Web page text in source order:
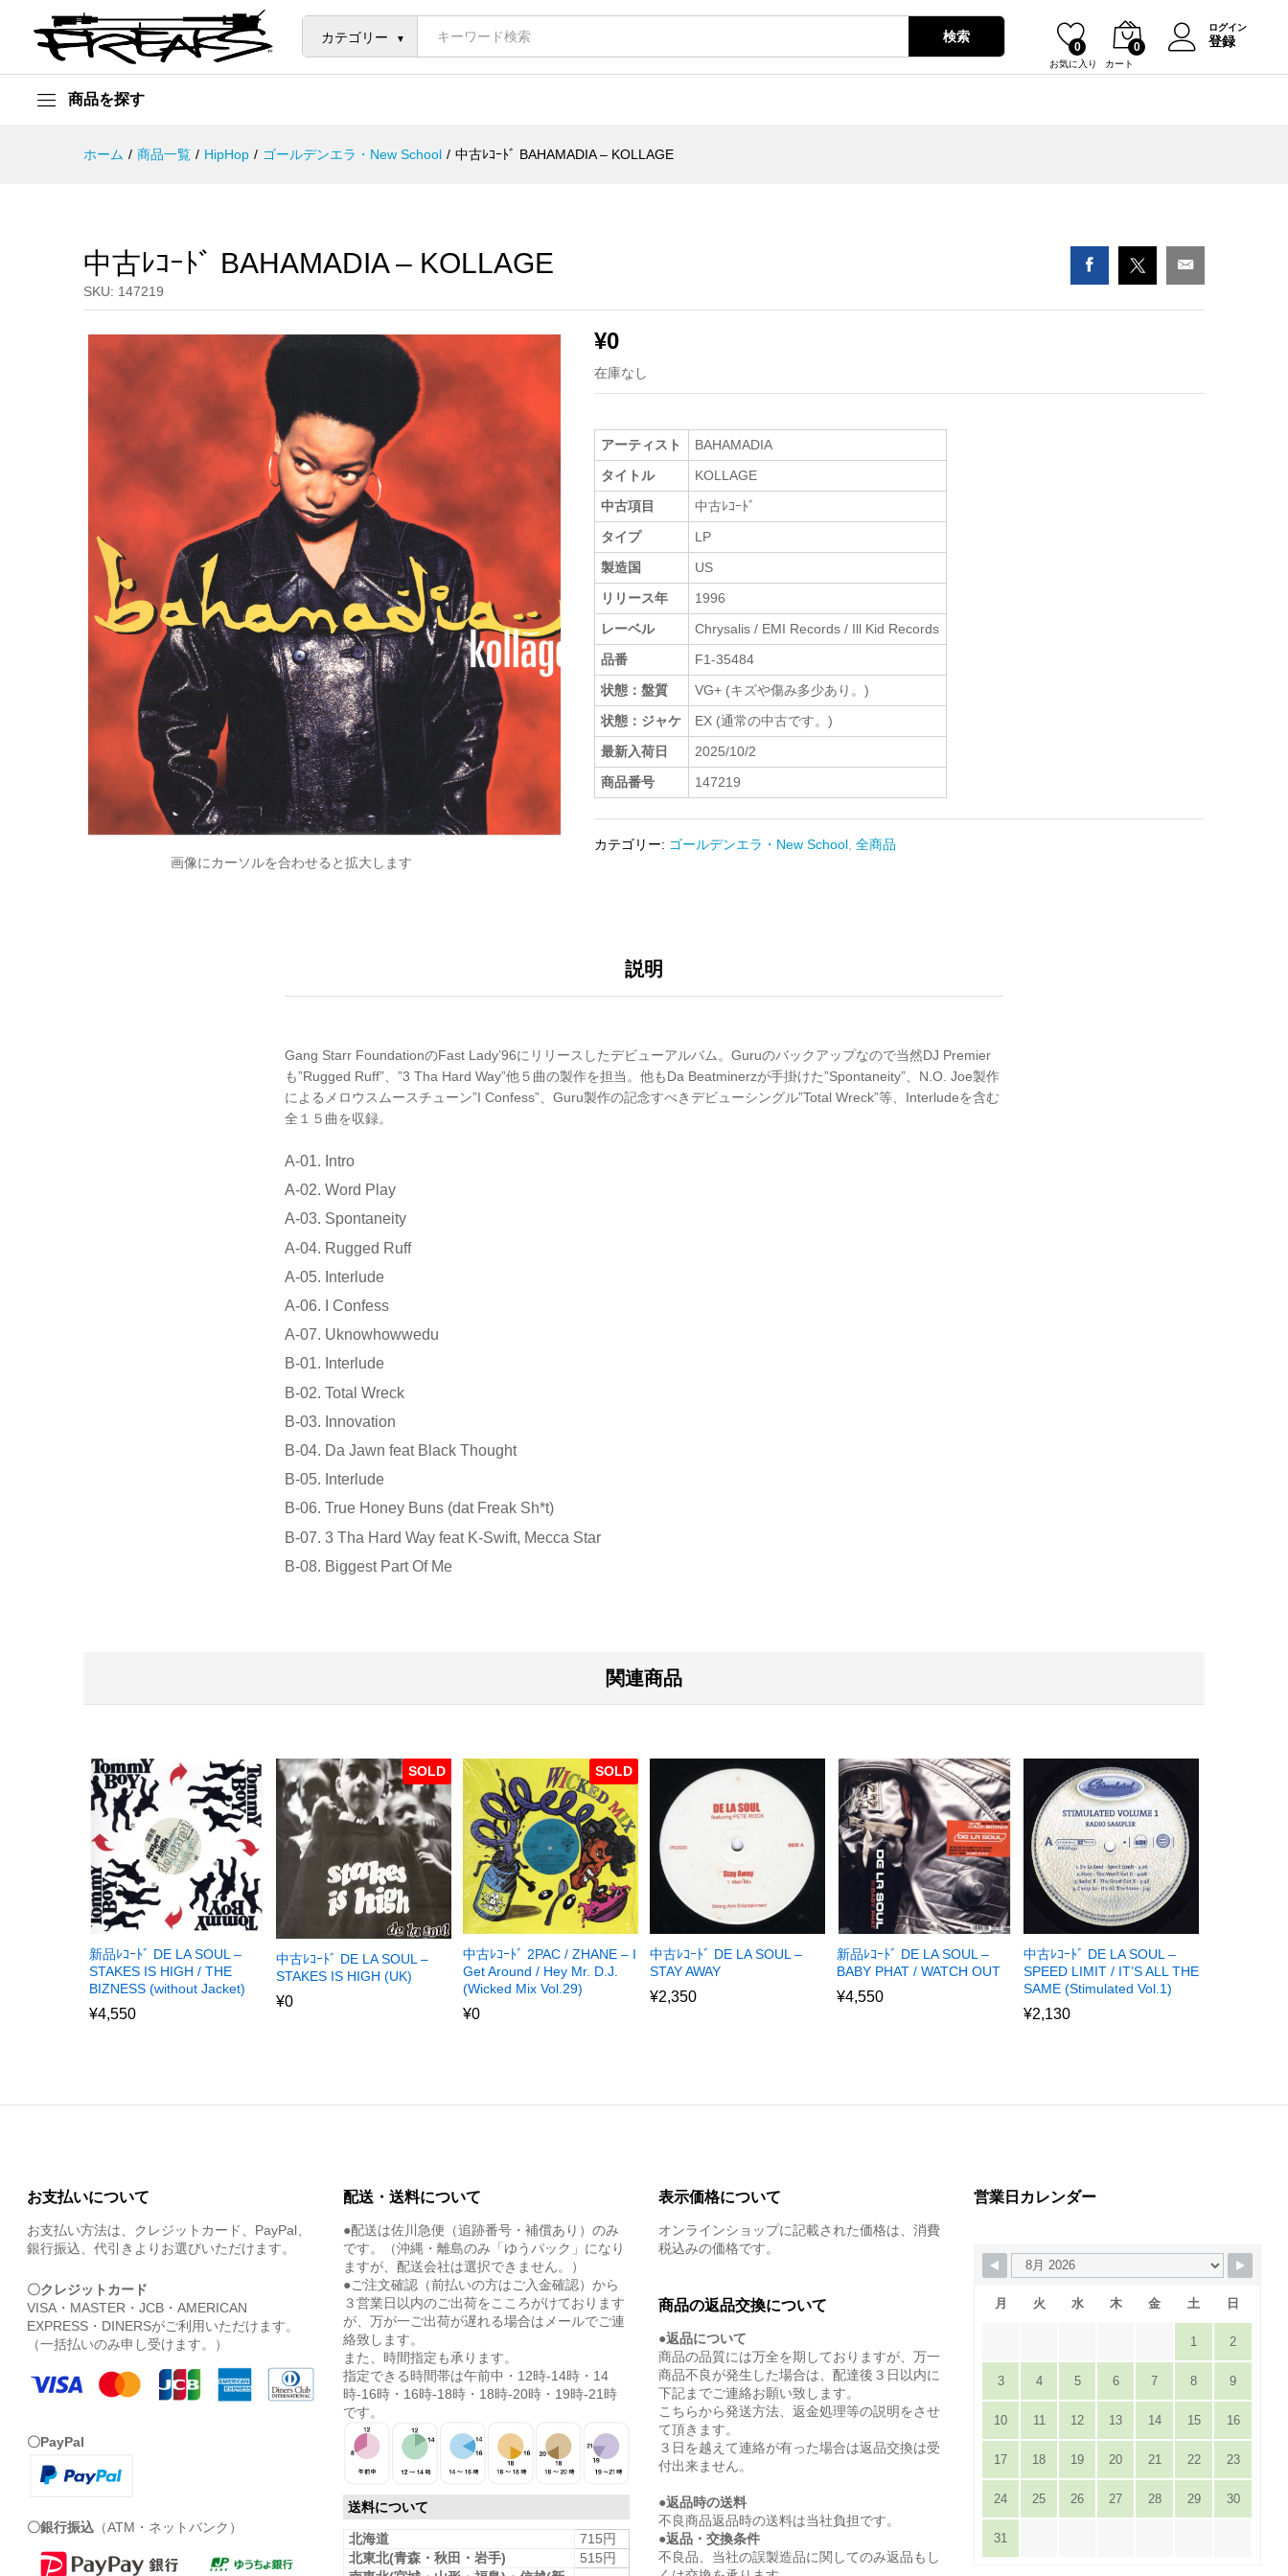
カテゴリー 検索
お気に入り
0
カート
0
ログイン
登録
商品を探す
ホーム / 商品一覧 / HipHop / ゴールデンエラ・New School / 中古ﾚｺｰﾄﾞ BAHAMADIA – KOLLAGE
中古ﾚｺｰﾄﾞ BAHAMADIA – KOLLAGE
SKU: 147219
画像にカーソルを合わせると拡大します
¥0
在庫なし
アーティスト
BAHAMADIA
タイトル
KOLLAGE
中古項目
中古ﾚｺｰﾄﾞ
タイプ
LP
製造国
US
リリース年
1996
レーベル
Chrysalis / EMI Records / Ill Kid Records
品番
F1-35484
状態：盤質
VG+ (キズや傷み多少あり。)
状態：ジャケ
EX (通常の中古です。)
最新入荷日
2025/10/2
商品番号
147219
カテゴリー: ゴールデンエラ・New School ,全商品
説明
Gang Starr FoundationのFast Lady’96にリリースしたデビューアルバム。Guruのバックアップなので当然DJ Premier
も”Rugged Ruff”、”3 Tha Hard Way”他５曲の製作を担当。他もDa Beatminerzが手掛けた”Spontaneity”、N.O. Joe製作
によるメロウスムースチューン”I Confess”、Guru製作の記念すべきデビューシングル”Total Wreck”等、Interludeを含む
全１５曲を収録。
A-01. Intro
A-02. Word Play
A-03. Spontaneity
A-04. Rugged Ruff
A-05. Interlude
A-06. I Confess
A-07. Uknowhowwedu
B-01. Interlude
B-02. Total Wreck
B-03. Innovation
B-04. Da Jawn feat Black Thought
B-05. Interlude
B-06. True Honey Buns (dat Freak Sh*t)
B-07. 3 Tha Hard Way feat K-Swift, Mecca Star
B-08. Biggest Part Of Me
関連商品
新品ﾚｺｰﾄﾞ DE LA SOUL –
STAKES IS HIGH / THE
BIZNESS (without Jacket)
¥4,550
SOLD
中古ﾚｺｰﾄﾞ DE LA SOUL –
STAKES IS HIGH (UK)
¥0
SOLD
中古ﾚｺｰﾄﾞ 2PAC / ZHANE – I
Get Around / Hey Mr. D.J.
(Wicked Mix Vol.29)
¥0
中古ﾚｺｰﾄﾞ DE LA SOUL –
STAY AWAY
¥2,350
新品ﾚｺｰﾄﾞ DE LA SOUL –
BABY PHAT / WATCH OUT
¥4,550
中古ﾚｺｰﾄﾞ DE LA SOUL –
SPEED LIMIT / IT’S ALL THE
SAME (Stimulated Vol.1)
¥2,130
お支払いについて
お支払い方法は、クレジットカード、PayPal、
銀行振込、代引きよりお選びいただけます。
〇クレジットカード
VISA・MASTER・JCB・AMERICAN
EXPRESS・DINERSがご利用いただけます。
（一括払いのみ申し受けます。）
〇PayPal
〇銀行振込 （ATM・ネットバンク）
配送・送料について
●配送は佐川急便（追跡番号・補償あり）のみ
です。（沖縄・離島のみ「ゆうパック」になり
ますが、配送会社は選択できません。）
●ご注文確認（前払いの方はご入金確認）から
３営業日以内のご出荷をこころがけております
が、万が一ご出荷が遅れる場合はメールでご連
絡致します。
また、時間指定も承ります。
指定できる時間帯は午前中・12時-14時・14
時-16時・16時-18時・18時-20時・19時-21時
です。
送料について
北海道
715円
北東北(青森・秋田・岩手)
515円
表示価格について
オンラインショップに記載された価格は、消費
税込みの価格です。
商品の返品交換について
●返品について
商品の品質には万全を期しておりますが、万一
商品不良が発生した場合は、配達後３日以内に
下記までご連絡お願い致します。
こちらから発送方法、返金処理等の説明をさせ
て頂きます。
３日を越えて連絡が有った場合は返品交換は受
付出来ません。
●返品時の送料
不良商品返品時の送料は当社負担です。
●返品・交換条件
不良品、当社の誤製造品に関してのみ返品もし
営業日カレンダー
月 火 水 木 金 土 日
1 2
3 4 5 6 7 8 9
10 11 12 13 14 15 16
17 18 19 20 21 22 23
24 25 26 27 28 29 30
31
中古ﾚｺｰﾄﾞ BAHAMADIA - KOLLAGE
説明